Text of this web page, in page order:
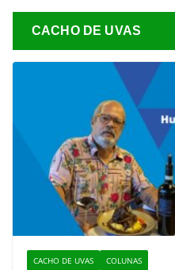
CACHO DE UVAS
CACHO DE UVAS COLUNAS